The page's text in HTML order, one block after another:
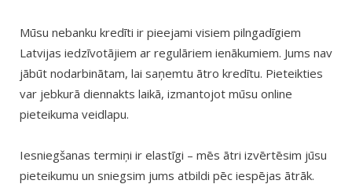
Mūsu nebanku kredīti ir pieejami visiem pilngadīgiem
Latvijas iedzīvotājiem ar regulāriem ienākumiem. Jums nav
jābūt nodarbinātam, lai saņemtu ātro kredītu. Pieteikties
var jebkurā diennakts laikā, izmantojot mūsu online
pieteikuma veidlapu.
Iesniegšanas termiņi ir elastīgi – mēs ātri izvērtēsim jūsu
pieteikumu un sniegsim jums atbildi pēc iespējas ātrāk.